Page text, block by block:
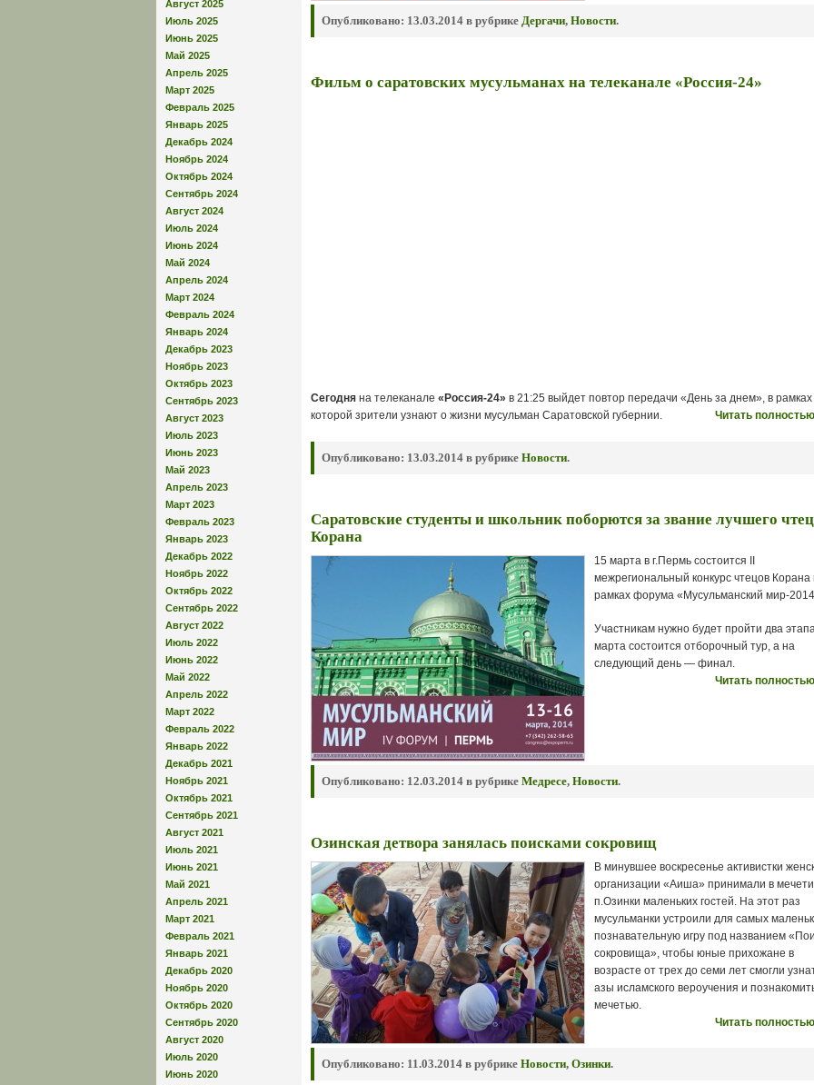
Август 2025
Июль 2025
Июнь 2025
Май 2025
Апрель 2025
Март 2025
Февраль 2025
Январь 2025
Декабрь 2024
Ноябрь 2024
Октябрь 2024
Сентябрь 2024
Август 2024
Июль 2024
Июнь 2024
Май 2024
Апрель 2024
Март 2024
Февраль 2024
Январь 2024
Декабрь 2023
Ноябрь 2023
Октябрь 2023
Сентябрь 2023
Август 2023
Июль 2023
Июнь 2023
Май 2023
Апрель 2023
Март 2023
Февраль 2023
Январь 2023
Декабрь 2022
Ноябрь 2022
Октябрь 2022
Сентябрь 2022
Август 2022
Июль 2022
Июнь 2022
Май 2022
Апрель 2022
Март 2022
Февраль 2022
Январь 2022
Декабрь 2021
Ноябрь 2021
Октябрь 2021
Сентябрь 2021
Август 2021
Июль 2021
Июнь 2021
Май 2021
Апрель 2021
Март 2021
Февраль 2021
Январь 2021
Декабрь 2020
Ноябрь 2020
Октябрь 2020
Сентябрь 2020
Август 2020
Июль 2020
Июнь 2020
Опубликовано: 13.03.2014 в рубрике Дергачи, Новости.
Фильм о саратовских мусульманах на телеканале «Россия-24»
Сегодня на телеканале «Россия-24» в 21:25 выйдет повтор передачи «День за днем», в рамках
которой зрители узнают о жизни мусульман Саратовской губернии.
Читать
Опубликовано: 13.03.2014 в рубрике Новости.
Саратовские студенты и школьник поборются за звание лучшего
Корана
15 марта в г.Пермь состоится II
межрегиональный конкурс чтецов Корана
рамках форума «Мусульманский мир-
Участникам нужно будет пройти два
марта состоится отборочный тур, а на
следующий день — финал.
Читать
Опубликовано: 12.03.2014 в рубрике Медресе, Новости.
Озинская детвора занялась поисками сокровищ
В минувшее воскресенье активистки
организации «Аиша» принимали в мечети
п.Озинки маленьких гостей. На этот раз
мусульманки устроили для самых
познавательную игру под названием
сокровища», чтобы юные прихожане в
возрасте от трех до семи лет смогли
азы исламского вероучения и
мечетью.
Читать
Опубликовано: 11.03.2014 в рубрике Новости, Озинки.